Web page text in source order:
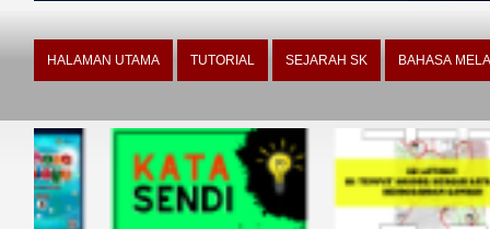
HALAMAN UTAMA TUTORIAL SEJARAH SK BAHASA